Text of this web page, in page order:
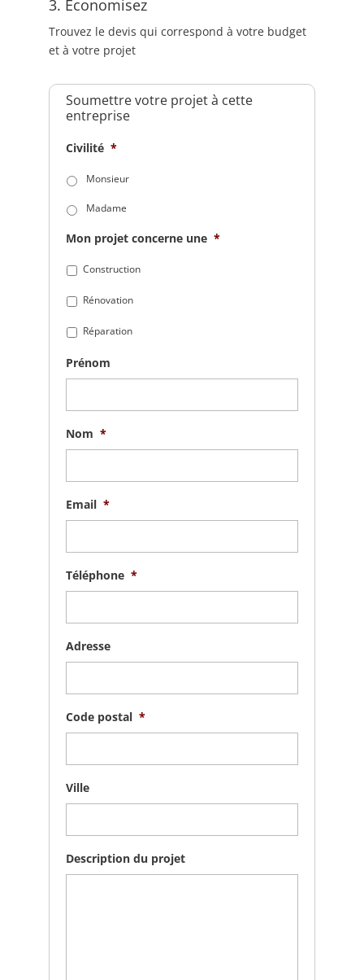
3. Économisez
Trouvez le devis qui correspond à votre budget
et à votre projet
Soumettre votre projet à cette
entreprise
Civilité *
Monsieur
Madame
Mon projet concerne une *
Construction
Rénovation
Réparation
Prénom
Nom *
Email *
Téléphone *
Adresse
Code postal *
Ville
Description du projet